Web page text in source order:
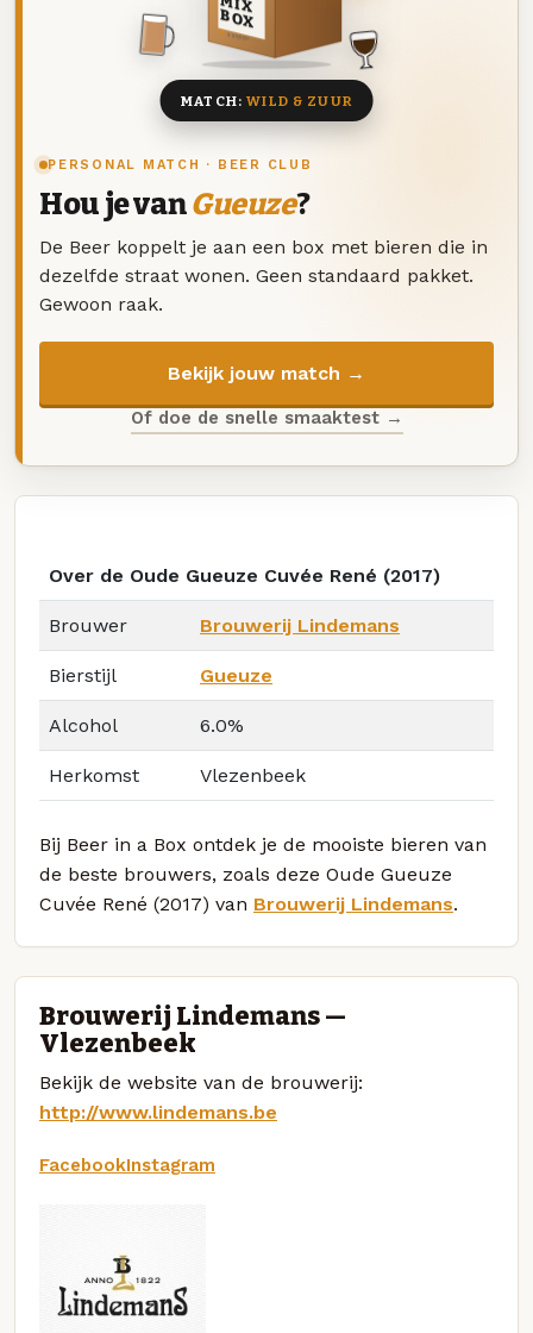
PERSONAL MATCH · BEER CLUB
Hou je vanGueuze?
De Beer koppelt je aan een box met bieren die in
dezelfde straat wonen. Geen standaard pakket.
Gewoon raak.
Bekijk jouw match →
Of doe de snelle smaaktest →
BOX
8 BIEREN
MATCH:WILD & ZUUR
Over de Oude Gueuze Cuvée René (2017)
Brouwer Brouwerij Lindemans
Bierstijl Gueuze
Alcohol 6.0%
Herkomst Vlezenbeek
Bij Beer in a Box ontdek je de mooiste bieren van
de beste brouwers, zoals deze Oude Gueuze
Cuvée René (2017) van Brouwerij Lindemans.
Brouwerij Lindemans —
Vlezenbeek
Bekijk de website van de brouwerij:
http://www.lindemans.be
FacebookInstagram